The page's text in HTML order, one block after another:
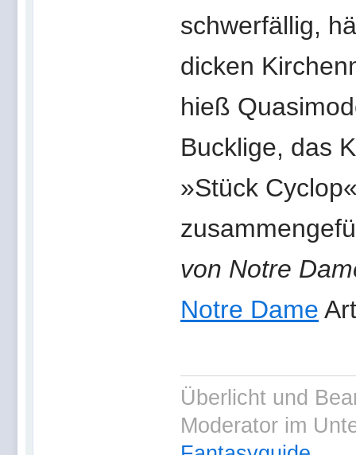
schwerfällig,
dicken
hieß
Bucklige, das
»Stück
von Notre
Notre Dame
Überlicht und
Moderator im